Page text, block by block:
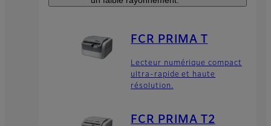
FCR PRIMA T
Lecteur numérique compact
ultra-rapide et haute
résolution.
FCR PRIMA T2